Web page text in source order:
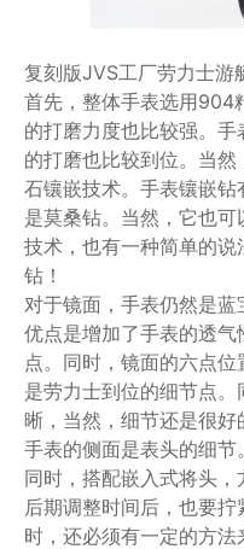
复刻版JVS工厂劳力士游
首先，整体手表选用904
的打磨力度也比较强。
的打磨也比较到位。当
石镶嵌技术。手表镶嵌
是莫桑钻。当然，它也
技术，也有一种简单的
钻！
对于镜面，手表仍然是
优点是增加了手表的透
点。同时，镜面的六点
是劳力士到位的细节点
晰，当然，细节还是很好
手表的侧面是表头的细节
同时，搭配嵌入式将头，
后期调整时间后，也要
时，还必须有一定的方